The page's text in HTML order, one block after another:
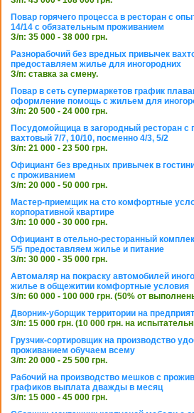
Повар горячего процесса в ресторан с
14/14 с обязательным проживанием
З/п: 35 000 - 38 000 грн.
Разнорабочий без вредных привычек
предоставляем жилье для иногородних
З/п: ставка за смену.
Повар в сеть супермаркетов график
оформление помощь с жильем для
З/п: 20 500 - 24 000 грн.
Посудомойщица в загородный ресторан с
вахтовый 7/7, 10/10, посменно 4/3, 5/2
З/п: 21 000 - 23 500 грн.
Официант без вредных привычек в
с проживанием
З/п: 20 000 - 50 000 грн.
Мастер-приемщик на сто комфортные
корпоративной квартире
З/п: 10 000 - 30 000 грн.
Официант в отельно-ресторанный
5/5 предоставляем жилье и питание
З/п: 30 000 - 35 000 грн.
Автомаляр на покраску автомобилей
жилье в общежитии комфортные условия
З/п: 60 000 - 100 000 грн. (50% от
Дворник-уборщик территории на
З/п: 15 000 грн. (10 000 грн. на
Грузчик-сортировщик на производство
проживанием обучаем всему
З/п: 20 000 - 25 500 грн.
Рабочий на производство мешков с
графиков выплата дважды в месяц
З/п: 15 000 - 45 000 грн.